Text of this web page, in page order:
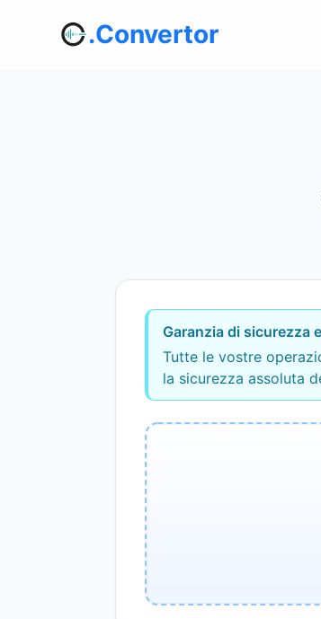
.Convertor
Garanzia di sicurezza
Tutte le vostre
la sicurezza assoluta